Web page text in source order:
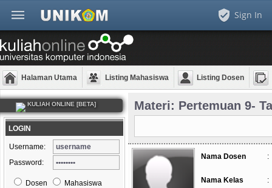
Sign In
Halaman Utama Listing Mahasiswa Listing Dosen
KULIAH ONLINE [BETA]
LOGIN
Username:
Password:
Dosen Mahasiswa
Materi: Pertemuan 9-
Nama Dosen :
Nama Kelas :